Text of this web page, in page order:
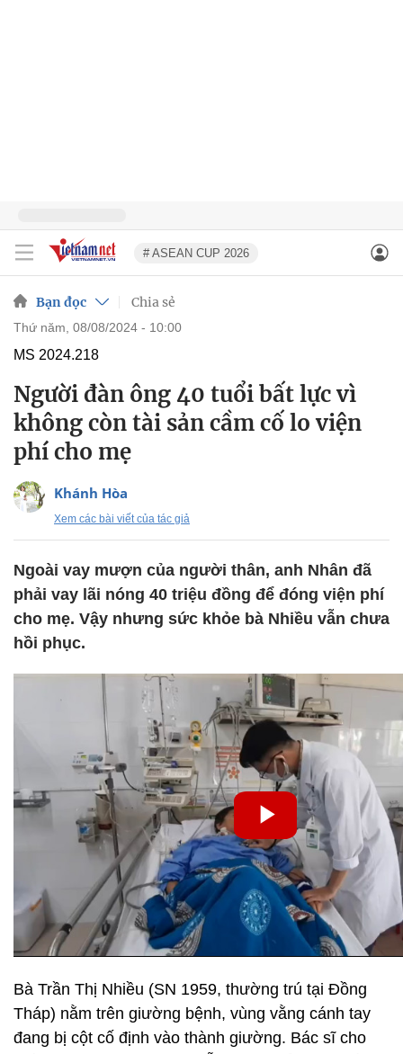
# ASEAN CUP 2026
Bạn đọc Chia sẻ
thứ năm, 08/08/2024 - 10:00
MS 2024.218
Người đàn ông 40 tuổi bất lực vì
không còn tài sản cầm cố lo viện
phí cho mẹ
Khánh Hòa
Xem các bài viết của tác giả
Ngoài vay mượn của người thân, anh Nhân đã
phải vay lãi nóng 40 triệu đồng để đóng viện phí
cho mẹ. Vậy nhưng sức khỏe bà Nhiều vẫn chưa
hồi phục.
Bà Trần Thị Nhiều (SN 1959, thường trú tại Đồng
Tháp) nằm trên giường bệnh, vùng vằng cánh tay
đang bị cột cố định vào thành giường. Bác sĩ cho